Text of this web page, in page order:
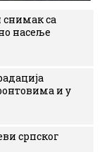
снимак са
насеље
и у
српског